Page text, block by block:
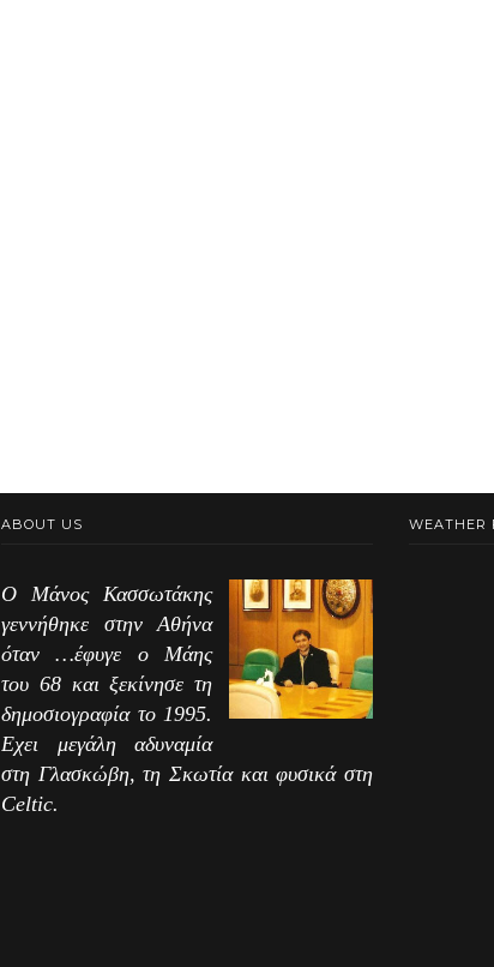
ABOUT US
Ο Μάνος Κασσωτάκης
γεννήθηκε στην Αθήνα
όταν …έφυγε ο Μάης
του 68 και ξεκίνησε τη
δημοσιογραφία το 1995.
Εχει μεγάλη αδυναμία
στη Γλασκώβη, τη Σκωτία και φυσικά στη
Celtic.
WEATHER